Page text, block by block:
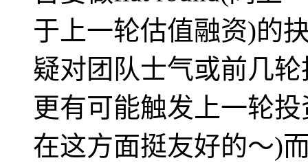
于上一轮估值融资)的
疑对团队士气或前几
更有可能触发上一轮
在这方面挺友好的～)